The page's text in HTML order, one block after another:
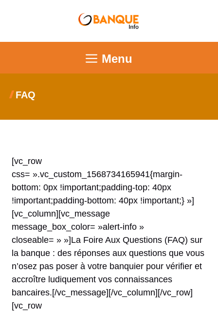
Menu
FAQ
[vc_row
css= ».vc_custom_1568734165941{margin-
bottom: 0px !important;padding-top: 40px
!important;padding-bottom: 40px !important;} »]
[vc_column][vc_message
message_box_color= »alert-info »
closeable= » »]La Foire Aux Questions (FAQ) sur
la banque : des réponses aux questions que vous
n’osez pas poser à votre banquier pour vérifier et
accroître ludiquement vos connaissances
bancaires.[/vc_message][/vc_column][/vc_row]
[vc_row